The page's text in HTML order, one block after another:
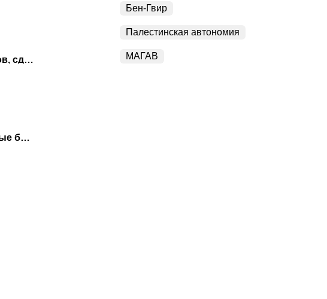
ЦАХАЛ расследует подозрение: солдаты расстреляли террористов, сдавшихся в плен в Дженине
Необычная операция в Дженине: так были обезврежены три "живые бомбы"
Бен-Гвир
Палестинская автономия
МАГАВ